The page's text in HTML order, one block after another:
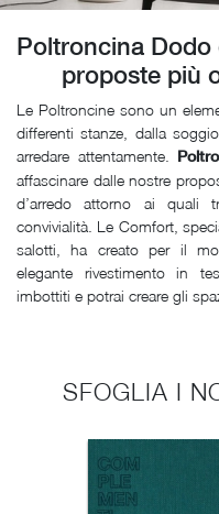
Poltroncina
proposte più
Le Poltroncine sono un
differenti stanze, dalla
arredare attentamente.
affascinare dalle nostre
d’arredo attorno ai quali
convivialità. Le Comfort,
salotti, ha creato per il
elegante rivestimento in
imbottiti e potrai creare gli
SFOGLIA I